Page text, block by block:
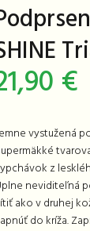
€
vystužená
z
neviditeľná
ako v druhej
do kríža.